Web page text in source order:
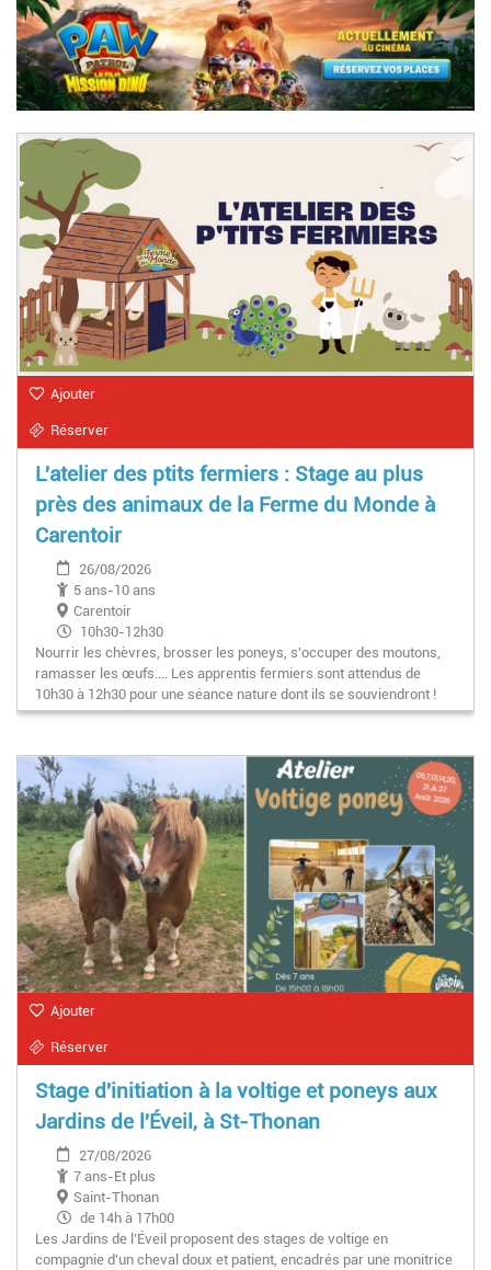
Ajouter
Réserver
L'atelier des ptits fermiers : Stage au plus
près des animaux de la Ferme du Monde à
Carentoir
26/08/2026
5 ans-10 ans
Carentoir
10h30-12h30
Nourrir les chèvres, brosser les poneys, s'occuper des moutons,
ramasser les œufs.... Les apprentis fermiers sont attendus de
10h30 à 12h30 pour une séance nature dont ils se souviendront !
Ajouter
Réserver
Stage d'initiation à la voltige et poneys aux
Jardins de l'Éveil, à St-Thonan
27/08/2026
7 ans-Et plus
Saint-Thonan
de 14h à 17h00
Les Jardins de l'Éveil proposent des stages de voltige en
compagnie d'un cheval doux et patient, encadrés par une monitrice